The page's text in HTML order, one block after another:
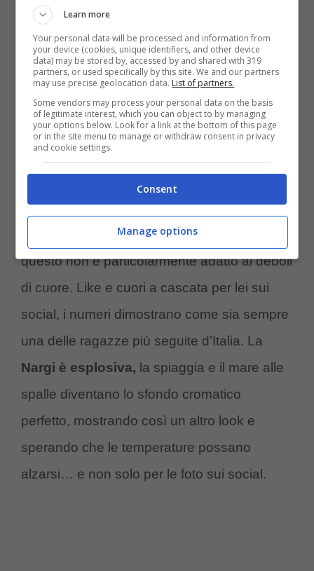
Federica Nargi incanta ancora (Instagram) –
controcalcio.com
Tra le donne più belle del mondo dello
spettacolo, ogni suo scatto fa il boom e
questo non è particolarmente adatto ai deboli
di cuore. Like e cuori a cascata per lei sui
social, i numeri dimostrano come sia sempre
una delle ragazze più seguite d’Italia. La
Nargi è esplosiva, la spiaggia e il mare alle
spalle diventano lo sfondo cromatico
perfetto, mostrando così un altro look e
sperando che le temperature possano
alzarsi… e non solo per le foto sui social.
Learn more
Your personal data will be processed and information from
your device (cookies, unique identifiers, and other device
data) may be stored by, accessed by and shared with 319
partners, or used specifically by this site. We and our partners
may use precise geolocation data. List of partners.
Some vendors may process your personal data on the basis
of legitimate interest, which you can object to by managing
your options below. Look for a link at the bottom of this page
or in the site menu to manage or withdraw consent in privacy
and cookie settings.
Consent
Manage options